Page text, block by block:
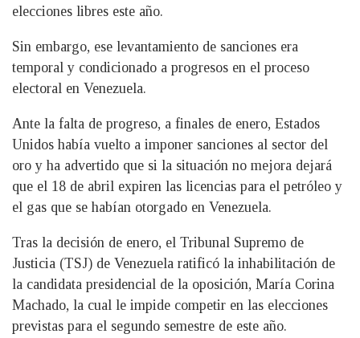
elecciones libres este año.
Sin embargo, ese levantamiento de sanciones era
temporal y condicionado a progresos en el proceso
electoral en Venezuela.
Ante la falta de progreso, a finales de enero, Estados
Unidos había vuelto a imponer sanciones al sector del
oro y ha advertido que si la situación no mejora dejará
que el 18 de abril expiren las licencias para el petróleo y
el gas que se habían otorgado en Venezuela.
Tras la decisión de enero, el Tribunal Supremo de
Justicia (TSJ) de Venezuela ratificó la inhabilitación de
la candidata presidencial de la oposición, María Corina
Machado, la cual le impide competir en las elecciones
previstas para el segundo semestre de este año.